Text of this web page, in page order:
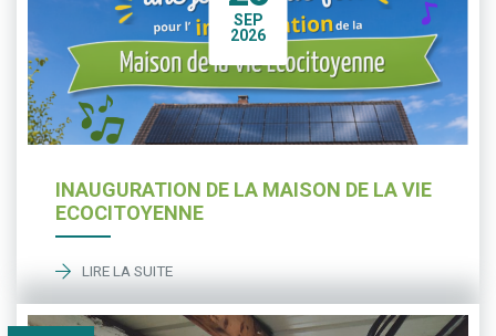
SEP
2026
INAUGURATION DE LA MAISON DE LA VIE
ECOCITOYENNE
LIRE LA SUITE